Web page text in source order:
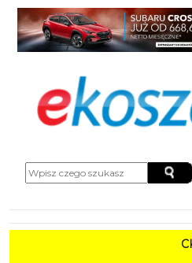
CK 105 Koszalin - Lato w